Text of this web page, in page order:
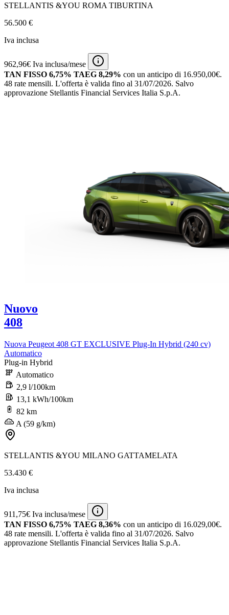
STELLANTIS &YOU ROMA TIBURTINA
56.500 €
Iva inclusa
962,96€ Iva inclusa/mese
TAN FISSO 6,75% TAEG 8,29% con un anticipo di 16.950,00€.
48 rate mensili. L'offerta è valida fino al 31/07/2026. Salvo
approvazione Stellantis Financial Services Italia S.p.A.
Nuovo
408
Nuova Peugeot 408 GT EXCLUSIVE Plug-In Hybrid (240 cv)
Automatico
Plug-in Hybrid
Automatico
2,9 l/100km
13,1 kWh/100km
82 km
A (59 g/km)
STELLANTIS &YOU MILANO GATTAMELATA
53.430 €
Iva inclusa
911,75€ Iva inclusa/mese
TAN FISSO 6,75% TAEG 8,36% con un anticipo di 16.029,00€.
48 rate mensili. L'offerta è valida fino al 31/07/2026. Salvo
approvazione Stellantis Financial Services Italia S.p.A.